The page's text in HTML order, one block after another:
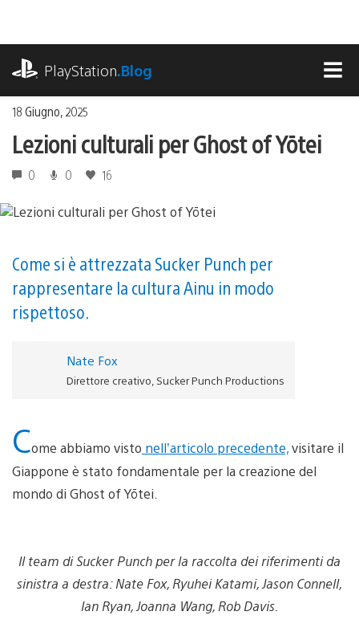
contenuto
PlayStation.Blog
18 Giugno, 2025
Lezioni culturali per Ghost of Yōtei
0 0 16
Come si è attrezzata Sucker Punch per
rappresentare la cultura Ainu in modo
rispettoso.
Nate Fox
Direttore creativo, Sucker Punch Productions
Come abbiamo visto nell’articolo precedente,visitare il
Giappone è stato fondamentale per la creazione del
mondo di Ghost of Yōtei.
Il team di Sucker Punch per la raccolta dei riferimenti da
sinistra a destra: Nate Fox, Ryuhei Katami, Jason Connell,
Ian Ryan, Joanna Wang, Rob Davis.